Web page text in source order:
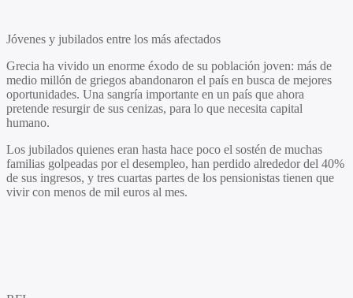
Jóvenes y jubilados entre los más afectados
Grecia ha vivido un enorme éxodo de su población joven: más de
medio millón de griegos abandonaron el país en busca de mejores
oportunidades. Una sangría importante en un país que ahora
pretende resurgir de sus cenizas, para lo que necesita capital
humano.
Los jubilados quienes eran hasta hace poco el sostén de muchas
familias golpeadas por el desempleo, han perdido alrededor del 40%
de sus ingresos, y tres cuartas partes de los pensionistas tienen que
vivir con menos de mil euros al mes.